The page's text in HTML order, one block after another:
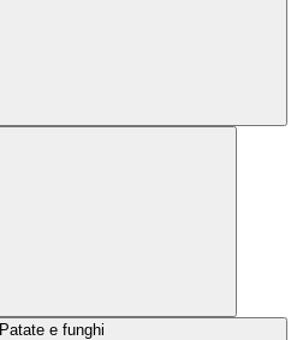
Patate e funghi